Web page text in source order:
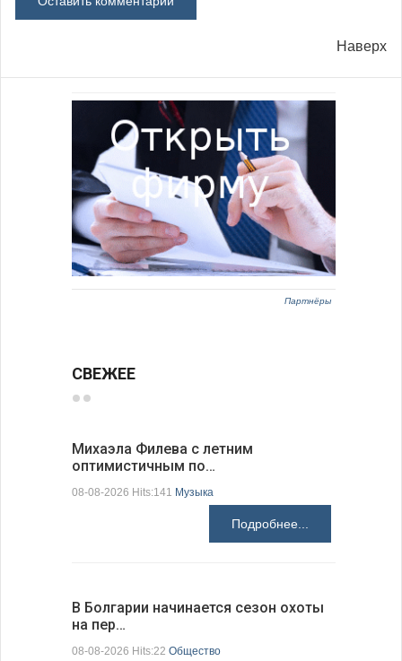
Наверх
Партнёры
СВЕЖЕЕ
Михаэла Филева с летним
оптимистичным по…
08-08-2026 Hits:141 Музыка
Подробнее...
В Болгарии начинается сезон охоты
на пер…
08-08-2026 Hits:22 Общество